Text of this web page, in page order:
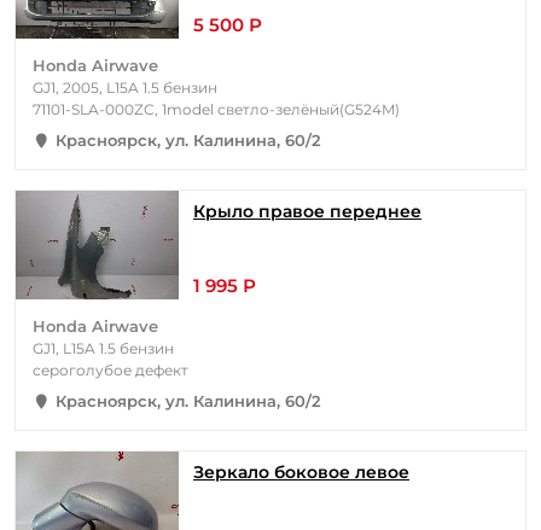
5 500 Р
Honda Airwave
GJ1, 2005, L15A 1.5 бензин
71101-SLA-000ZC, 1model светло-зелёный(G524M)
Красноярск, ул. Калинина, 60/2
Крыло правое переднее
1 995 Р
Honda Airwave
GJ1, L15A 1.5 бензин
сероголубое дефект
Красноярск, ул. Калинина, 60/2
Зеркало боковое левое